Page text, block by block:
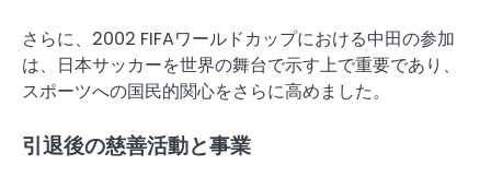
さらに、2002 FIFAワールドカップにおける中田の参加
は、日本サッカーを世界の舞台で示す上で重要であり、
スポーツへの国民的関心をさらに高めました。
引退後の慈善活動と事業